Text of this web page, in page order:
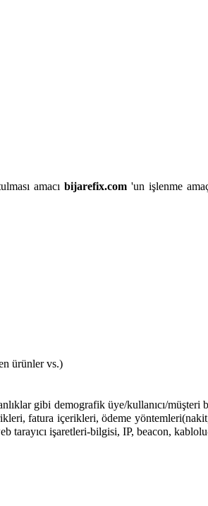
amacı bijarefix.com'un işlenme
ürünler vs.)
gibi demografik üye/kullanıcı/
fatura içerikleri, ödeme
tarayıcı işaretleri-bilgisi, IP, beacon,